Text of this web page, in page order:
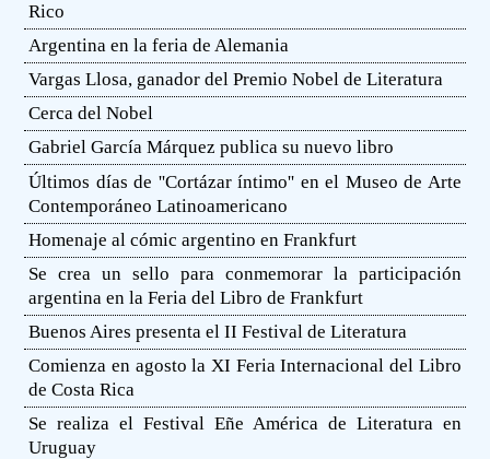
Rico
Argentina en la feria de Alemania
Vargas Llosa, ganador del Premio Nobel de Literatura
Cerca del Nobel
Gabriel García Márquez publica su nuevo libro
Últimos días de ''Cortázar íntimo'' en el Museo de Arte
Contemporáneo Latinoamericano
Homenaje al cómic argentino en Frankfurt
Se crea un sello para conmemorar la participación
argentina en la Feria del Libro de Frankfurt
Buenos Aires presenta el II Festival de Literatura
Comienza en agosto la XI Feria Internacional del Libro
de Costa Rica
Se realiza el Festival Eñe América de Literatura en
Uruguay